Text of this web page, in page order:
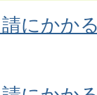
にかか